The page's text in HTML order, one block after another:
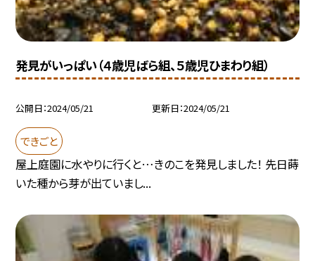
発見がいっぱい（４歳児ばら組、５歳児ひまわり組）
公開日 2024/05/21 更新日 2024/05/21
できごと
屋上庭園に水やりに行くと…きのこを発見しました！ 先日蒔
いた種から芽が出ていまし...